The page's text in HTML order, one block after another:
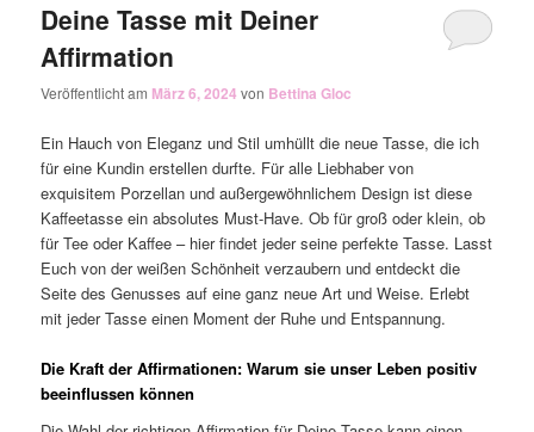
Deine Tasse mit Deiner
Affirmation
Veröffentlicht am März 6, 2024 von Bettina Gloc
Ein Hauch von Eleganz und Stil umhüllt die neue Tasse, die ich
für eine Kundin erstellen durfte. Für alle Liebhaber von
exquisitem Porzellan und außergewöhnlichem Design ist diese
Kaffeetasse ein absolutes Must-Have. Ob für groß oder klein, ob
für Tee oder Kaffee – hier findet jeder seine perfekte Tasse. Lasst
Euch von der weißen Schönheit verzaubern und entdeckt die
Seite des Genusses auf eine ganz neue Art und Weise. Erlebt
mit jeder Tasse einen Moment der Ruhe und Entspannung.
Die Kraft der Affirmationen: Warum sie unser Leben positiv
beeinflussen können